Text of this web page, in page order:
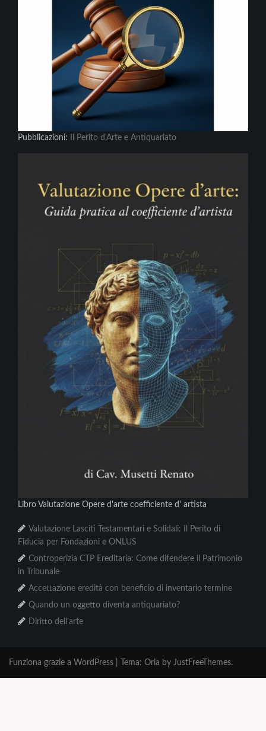
Pubblicazioni: Il Perito d'Arte e Antiquariato
Libro Valutazione Opere d'arte coefficiente d' artista
Valutazione Lasciti Testamentari e Solidali: Il Perito di
Fiducia per Fondazioni e ONLUS
Controperizia CTP Ereditaria: Come difendere il Patrimonio
in Tribunale
Accettazione eredità con beneficio di inventario termine
Quando un oggetto diventa antiquariato?
Diritto dell’arte
Funziona grazie a WordPress Tema: Oria by JustFreeThemes.